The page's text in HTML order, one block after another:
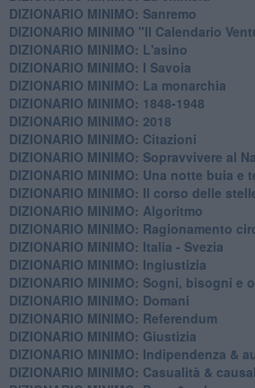
DIZIONARIO MINIMO: Sanremo
DIZIONARIO MINIMO "Il Calendario
DIZIONARIO MINIMO: L'asino
DIZIONARIO MINIMO: I Savoia
DIZIONARIO MINIMO: La monarchia
DIZIONARIO MINIMO: 1848-1948
DIZIONARIO MINIMO: 2018
DIZIONARIO MINIMO: Citazioni
DIZIONARIO MINIMO: ​Sopravvivere al
DIZIONARIO MINIMO: ​Una notte buia e
DIZIONARIO MINIMO: Il corso delle
DIZIONARIO MINIMO: Algoritmo
DIZIONARIO MINIMO: Ragionamento
DIZIONARIO MINIMO: Italia - Svezia
DIZIONARIO MINIMO: ​Ingiustizia
DIZIONARIO MINIMO: ​Sogni, bisogni e
DIZIONARIO MINIMO: Domani
DIZIONARIO MINIMO: Referendum
DIZIONARIO MINIMO: Giustizia
DIZIONARIO MINIMO: ​Indipendenza &
DIZIONARIO MINIMO: ​Casualità &